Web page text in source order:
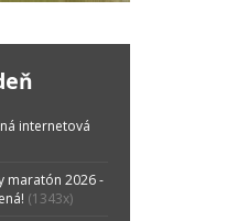
internetová
maratón 2026 -
(1343x)